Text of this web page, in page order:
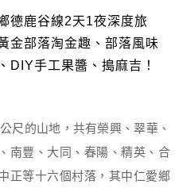
德鹿谷線2天1夜深度旅
金部落淘金趣、部落風味
DIY手工果醬、搗麻吉！
尺的山地，共有榮興、翠華、
南豐、大同、春陽、精英、合
正等十六個村落，其中仁愛鄉